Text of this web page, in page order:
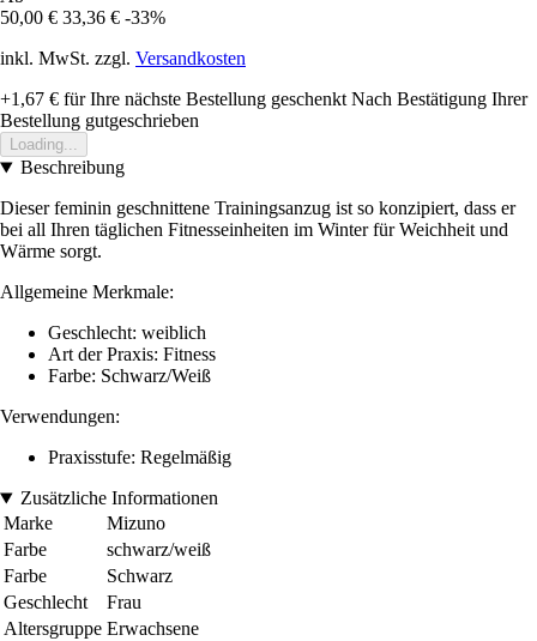
50,00 € 33,36 € -33%
inkl. MwSt. zzgl. Versandkosten
+1,67 € für Ihre nächste Bestellung geschenkt Nach Bestätigung Ihrer
Bestellung gutgeschrieben
Loading...
Beschreibung
Dieser feminin geschnittene Trainingsanzug ist so konzipiert, dass er
bei all Ihren täglichen Fitnesseinheiten im Winter für Weichheit und
Wärme sorgt.
Allgemeine Merkmale:
Geschlecht: weiblich
Art der Praxis: Fitness
Farbe: Schwarz/Weiß
Verwendungen:
Praxisstufe: Regelmäßig
Zusätzliche Informationen
Marke
Mizuno
Farbe
schwarz/weiß
Farbe
Schwarz
Geschlecht
Frau
Altersgruppe Erwachsene